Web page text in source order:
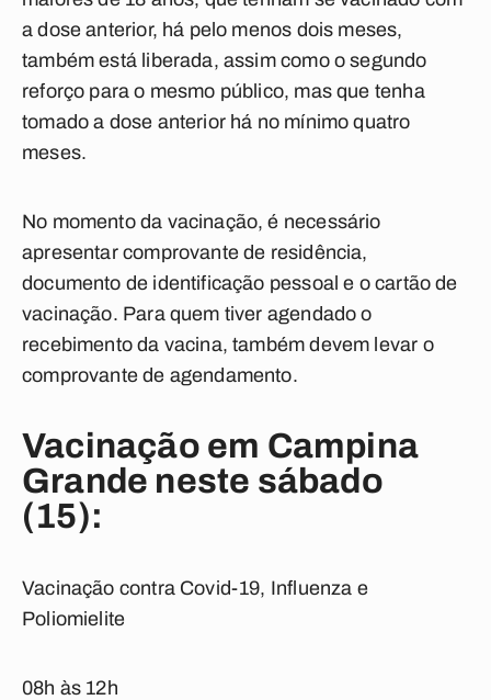
a dose anterior, há pelo menos dois meses,
também está liberada, assim como o segundo
reforço para o mesmo público, mas que tenha
tomado a dose anterior há no mínimo quatro
meses.
No momento da vacinação, é necessário
apresentar comprovante de residência,
documento de identificação pessoal e o cartão de
vacinação. Para quem tiver agendado o
recebimento da vacina, também devem levar o
comprovante de agendamento.
Vacinação em Campina
Grande neste sábado
(15):
Vacinação contra Covid-19, Influenza e
Poliomielite
08h às 12h